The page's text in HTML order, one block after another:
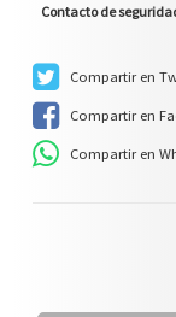
Contacto de
Compartir en
Compartir en
Compartir en